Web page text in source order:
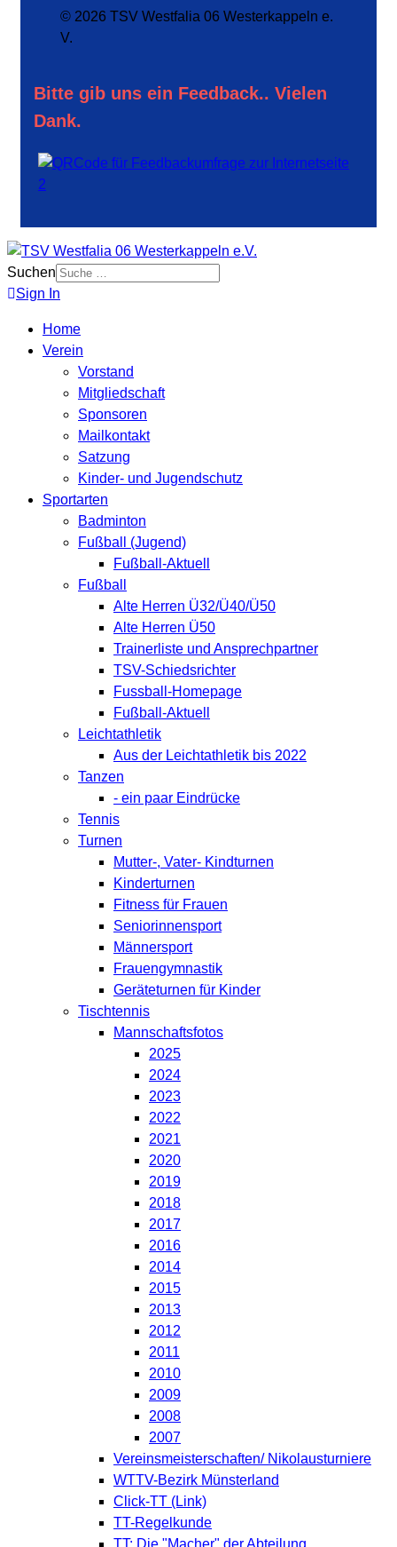
© 2026 TSV Westfalia 06 Westerkappeln e.
V.
Bitte gib uns ein Feedback.. Vielen
Dank.
Suchen
Sign In
Home
Verein
Vorstand
Mitgliedschaft
Sponsoren
Mailkontakt
Satzung
Kinder- und Jugendschutz
Sportarten
Badminton
Fußball (Jugend)
Fußball-Aktuell
Fußball
Alte Herren Ü32/Ü40/Ü50
Alte Herren Ü50
Trainerliste und Ansprechpartner
TSV-Schiedsrichter
Fussball-Homepage
Fußball-Aktuell
Leichtathletik
Aus der Leichtathletik bis 2022
Tanzen
- ein paar Eindrücke
Tennis
Turnen
Mutter-, Vater- Kindturnen
Kinderturnen
Fitness für Frauen
Seniorinnensport
Männersport
Frauengymnastik
Geräteturnen für Kinder
Tischtennis
Mannschaftsfotos
2025
2024
2023
2022
2021
2020
2019
2018
2017
2016
2014
2015
2013
2012
2011
2010
2009
2008
2007
Vereinsmeisterschaften/ Nikolausturniere
WTTV-Bezirk Münsterland
Click-TT (Link)
TT-Regelkunde
TT: Die "Macher" der Abteilung